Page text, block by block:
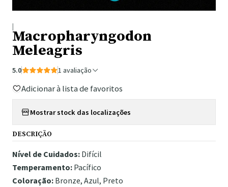
|
Macropharyngodon
Meleagris
5.0 1 avaliação
Adicionar à lista de favoritos
Mostrar stock das localizações
DESCRIÇÃO
Nível de Cuidados: Difícil
Temperamento: Pacífico
Coloração: Bronze, Azul, Preto